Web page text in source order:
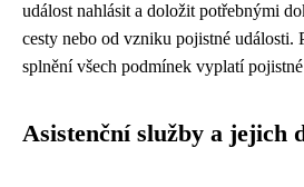
událost nahlásit a doložit potřebnými
cesty nebo od vzniku pojistné události.
splnění všech podmínek vyplatí
Asistenční služby a jejich